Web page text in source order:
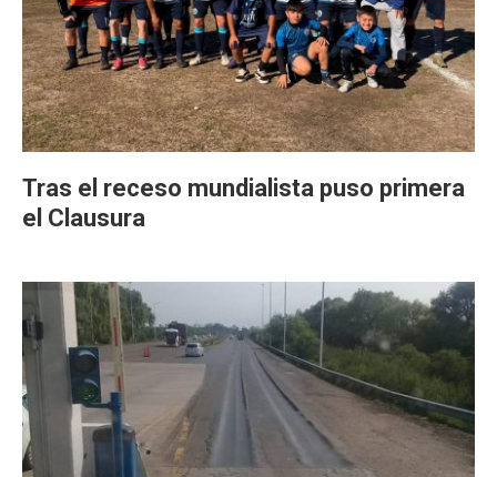
Tras el receso mundialista puso primera
el Clausura